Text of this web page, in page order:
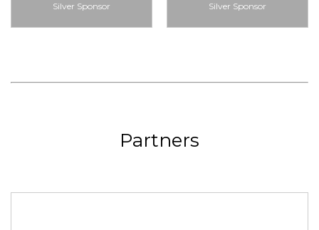
Silver Sponsor Silver Sponsor
Partners